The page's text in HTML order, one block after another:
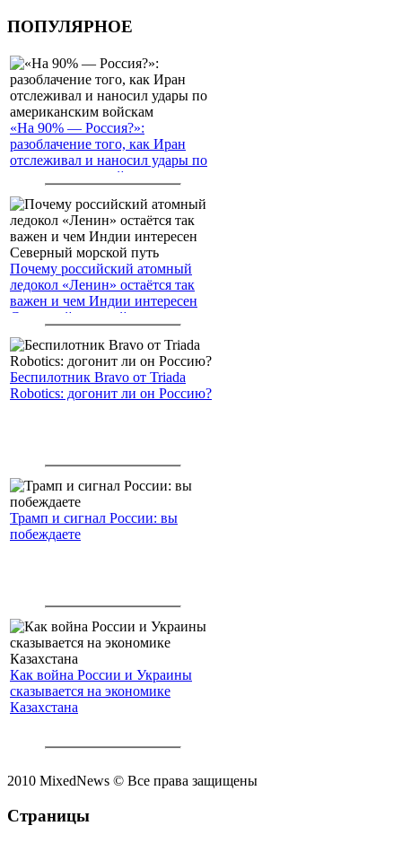
ПОПУЛЯРНОЕ
«На 90% — Россия?»:
разоблачение того, как Иран
отслеживал и наносил удары по
американским войскам
Почему российский атомный
ледокол «Ленин» остаётся так
важен и чем Индии интересен
Северный морской путь
Беспилотник Bravo от Triada
Robotics: догонит ли он Россию?
Трамп и сигнал России: вы
побеждаете
Как война России и Украины
сказывается на экономике
Казахстана
2010 MixedNews © Все права защищены
Страницы